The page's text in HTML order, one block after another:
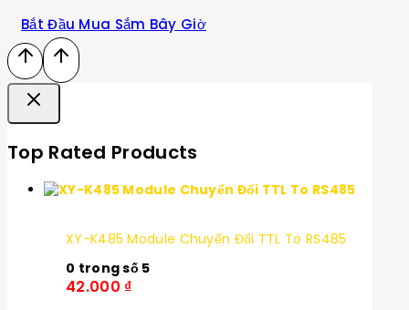
Bắt Đầu Mua Sắm Bây Giờ
Top Rated Products
XY-K485 Module Chuyển Đổi TTL To RS485
0 trong số 5
42.000 ₫